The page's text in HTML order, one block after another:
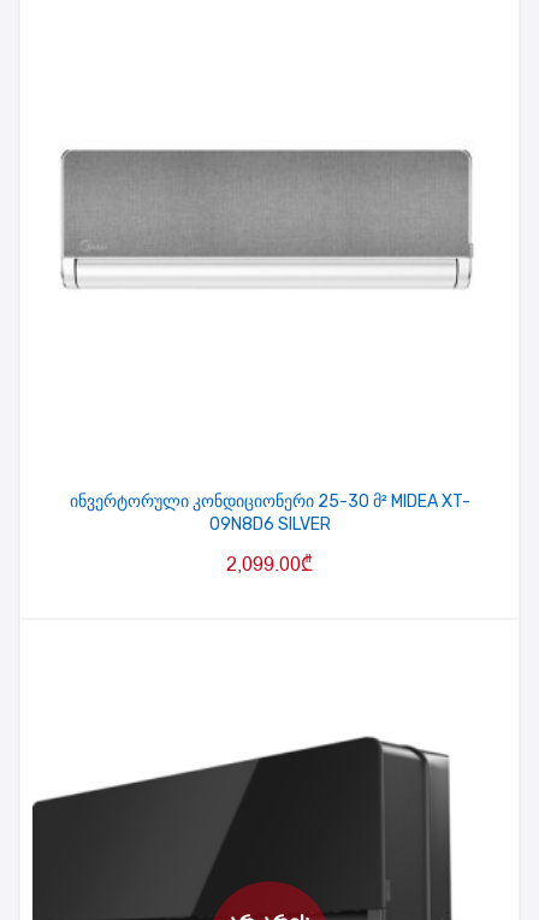
ინვერტორული კონდიციონერი 25-30 მ² MIDEA XT-
09N8D6 SILVER
2,099.00₾